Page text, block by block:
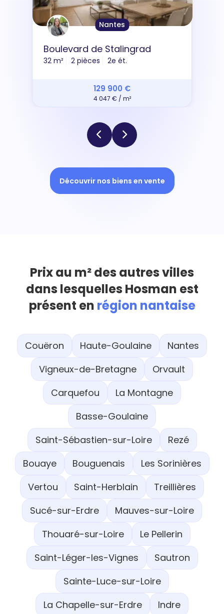
Nantes
Boulevard de Stalingrad
32 m² 2 pièces 2e ét.
129 900 €
4 047 € / m²
Découvrir nos biens en vente
Prix au m² des autres villes
dans lesquelles Hosman est
présent en région nantaise
Couëron Haute-Goulaine
Nantes
Vigneux-de-Bretagne
Orvault
Carquefou
La Montagne
Basse-Goulaine
Saint-Sébastien-sur-Loire
Rezé
Bouaye
Bouguenais
Les Sorinières
Vertou
Saint-Herblain
Treillières
Sucé-sur-Erdre
Mauves-sur-Loire
Thouaré-sur-Loire
Le Pellerin
Saint-Léger-les-Vignes
Sautron
Sainte-Luce-sur-Loire
La Chapelle-sur-Erdre
Indre